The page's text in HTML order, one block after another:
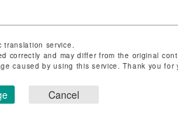
service.
correctly and may differ from the original
caused by using this service. Thank you for
Cancel